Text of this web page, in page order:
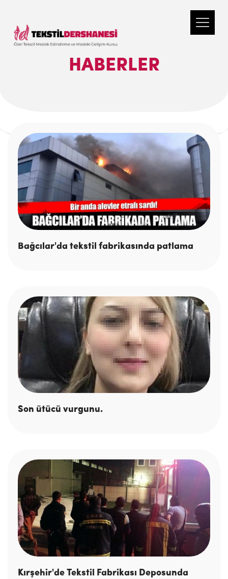
HABERLER
Bağcılar'da tekstil fabrikasında patlama
Son ütücü vurgunu.
Kırşehir'de Tekstil Fabrikası Deposunda